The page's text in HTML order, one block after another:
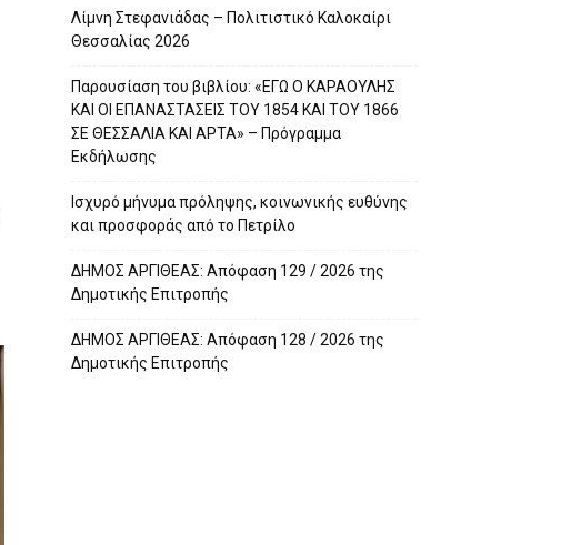
Λίμνη Στεφανιάδας – Πολιτιστικό Καλοκαίρι
Θεσσαλίας 2026
Παρουσίαση του βιβλίου: «ΕΓΩ Ο ΚΑΡΑΟΥΛΗΣ
ΚΑΙ ΟΙ ΕΠΑΝΑΣΤΑΣΕΙΣ ΤΟΥ 1854 ΚΑΙ ΤΟΥ 1866
ΣΕ ΘΕΣΣΑΛΙΑ ΚΑΙ ΑΡΤΑ» – Πρόγραμμα
Εκδήλωσης
Ισχυρό μήνυμα πρόληψης, κοινωνικής ευθύνης
και προσφοράς από το Πετρίλο
ΔΗΜΟΣ ΑΡΓΙΘΕΑΣ: Απόφαση 129 / 2026 της
Δημοτικής Επιτροπής
ΔΗΜΟΣ ΑΡΓΙΘΕΑΣ: Απόφαση 128 / 2026 της
Δημοτικής Επιτροπής